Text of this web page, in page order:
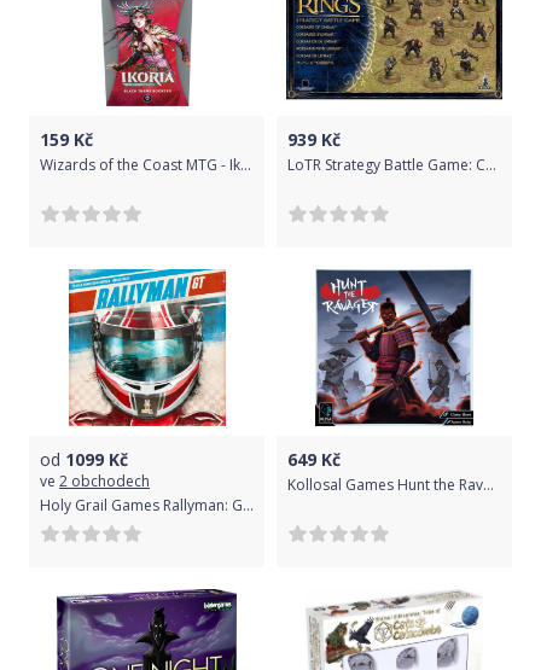
159 Kč
Wizards of the Coast MTG - Ikoria: Lair of Behemoths Theme Booster Varianta: Black
939 Kč
LoTR Strategy Battle Game: Corsairs of Umbar
od 1099 Kč
ve 2 obchodech
Holy Grail Games Rallyman: GT - Core Box
649 Kč
Kollosal Games Hunt the Ravager